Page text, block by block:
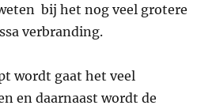
bij het nog veel grotere
verbranding.
wordt gaat het veel
en daarnaast wordt de